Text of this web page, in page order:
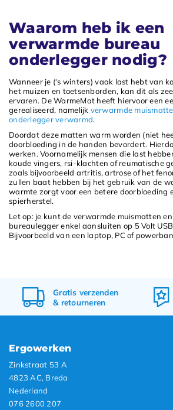
Waarom heb ik een
verwarmde bureau
onderlegger nodig?
Wanneer je (‘s winters) vaak last hebt van
het muizen en toetsenborden, kan dit als
ervaren. De WarmeMat heeft hiervoor een
gerealiseerd, namelijk verwarmde
onderlegger verwarmd.
Doordat deze matten warm worden (niet
doorbloeding in de handen bevordert.
werken. Voornamelijk mensen die last
koude vingers, rsi-klachten of reumatische
zoals bijvoorbeeld artritis, artrose of het
zullen baat hebben bij het gebruik van de
warmte zorgt voor een betere doorbloeding
spierherstel.
Let op: je kunt de verwarmde muismatten
bureaulegger enkel aansluiten op 5 Volt
Bijvoorbeeld van een laptop, PC of
Gratisverzenden
&retourneren
Ergowerken
Zinkstraat 53 A
4823 AC, Breda
Nederland
076 2600 207